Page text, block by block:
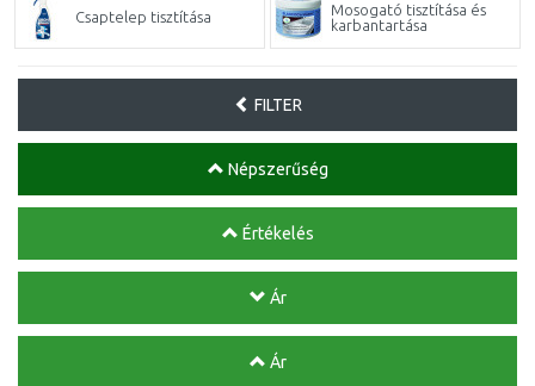
Csaptelep tisztítása
Mosogató tisztítása és
karbantartása
FILTER
Népszerűség
Értékelés
Ár
Ár